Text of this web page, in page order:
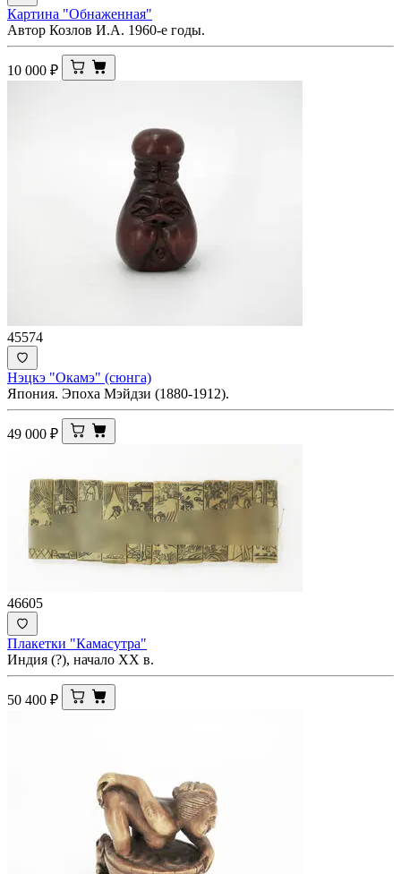
Картина "Обнаженная"
Автор Козлов И.А. 1960-е годы.
10 000 ₽
45574
Нэцкэ "Окамэ" (сюнга)
Япония. Эпоха Мэйдзи (1880-1912).
49 000 ₽
46605
Плакетки "Камасутра"
Индия (?), начало ХХ в.
50 400 ₽